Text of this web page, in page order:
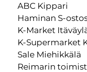
ABC Kippari
Haminan S-
K-Market
K-Supermarket
Sale Miehikkälä
Reimarin